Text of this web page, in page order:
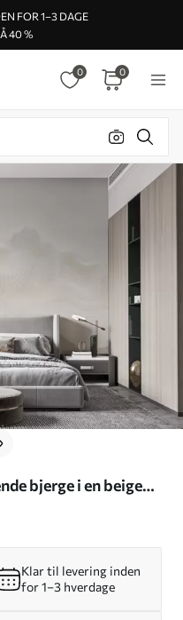
FOR 1–3 DAGE
40 %
0 0
bjerge i en beige
w09713
Klar til levering inden
for 1–3 hverdage